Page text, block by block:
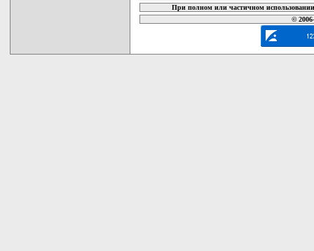
При полном или частичном
©